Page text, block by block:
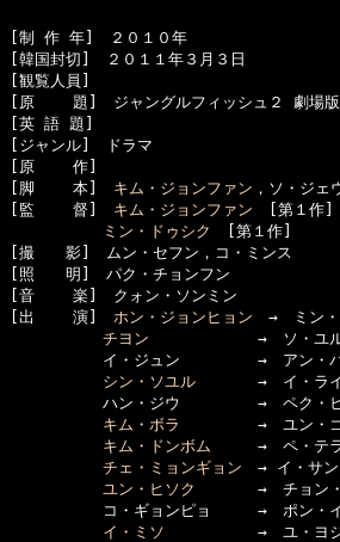
[制 作 年]　２０１０年
[韓国封切]　２０１１年３月３日
[観覧人員]
[原    題]　ジャングルフィッシュ２ 劇場
[英 語 題]
[ジャンル]　ドラマ
[原    作]
[脚    本] キム・ジョンファン ，ソ・ジェ
[監    督] キム・ジョンファン [第１作]
ミン・ドゥシク
[第１作]
[撮　　影]　ムン・セフン，コ・ミンス
[照　　明]　パク・チョンフン
[音    楽]　クォン・ソンミン
[出    演] ホン・ジョンヒョン →　ミン
チヨン →　ソ・ユ
イ・ジュン　　　　　→　アン・
シン・ソユル →　イ・ラ
ハン・ジウ　　　　　→　ペク・ヒ
キム・ボラ
→　ユン・ゴ
キム・ドンボム →　ペ・テ
チェ・ミョンギョン → イ・サン
ユン・ヒソク
→　チョン・
コ・ギョンピョ　　　→　ポン・イ
イ・ミソ
→　ユ・ヨジ